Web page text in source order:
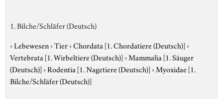
1. Bilche/Schläfer (Deutsch)
›Lebewesen›Tier›Chordata [1. Chordatiere (Deutsch)]›
Vertebrata [1. Wirbeltiere (Deutsch)]›Mammalia [1. Säuger
(Deutsch)]›Rodentia [1. Nagetiere (Deutsch)]›Myoxidae [1.
Bilche/Schläfer (Deutsch)]